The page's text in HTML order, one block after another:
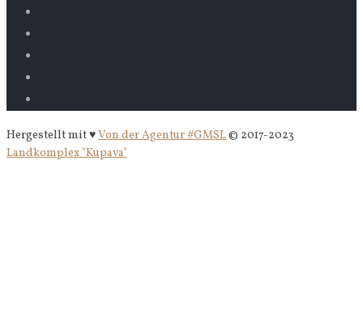
Hergestellt mit ♥Von der Agentur #GMSL© 2017-2023
Landkomplex "Kupava"